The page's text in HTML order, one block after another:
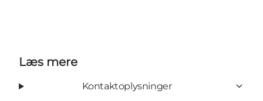
Læs mere
Kontaktoplysninger